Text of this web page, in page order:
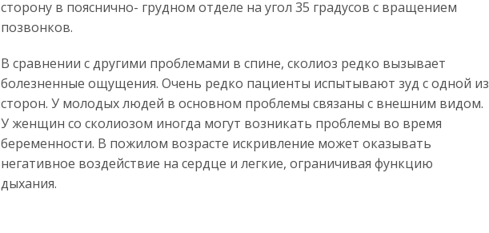
сторону в пояснично- грудном отделе на угол 35 градусов с вращением
позвонков.
В сравнении с другими проблемами в спине, сколиоз редко вызывает
болезненные ощущения. Очень редко пациенты испытывают зуд с одной из
сторон. У молодых людей в основном проблемы связаны с внешним видом.
У женщин со сколиозом иногда могут возникать проблемы во время
беременности. В пожилом возрасте искривление может оказывать
негативное воздействие на сердце и легкие, ограничивая функцию
дыхания.